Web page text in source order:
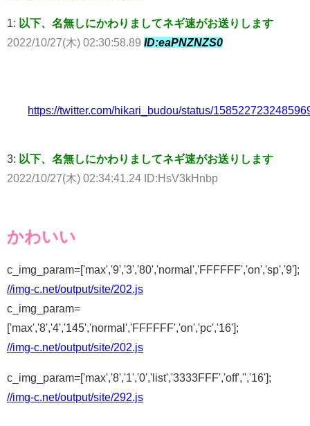
1: 以下、名無しにかわりましてネギ速がお送りします
2022/10/27(木) 02:30:58.89 ID:eaPNZNZS0
https://twitter.com/hikari_budou/status/
3: 以下、名無しにかわりましてネギ速がお送りします
2022/10/27(木) 02:34:41.24 ID:HsV3kHnbp
かわいい
c_img_param=['max','9','3','80','normal','FFFFFF','on','sp','9'];
//img-c.net/output/site/202.js
c_img_param=
['max','8','4','145','normal','FFFFFF','on','pc','16'];
//img-c.net/output/site/202.js
c_img_param=['max','8','1','0','list','3333FFF','off','','16'];
//img-c.net/output/site/292.js